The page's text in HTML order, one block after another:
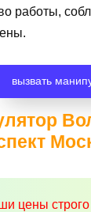
работы,
вызвать
цены